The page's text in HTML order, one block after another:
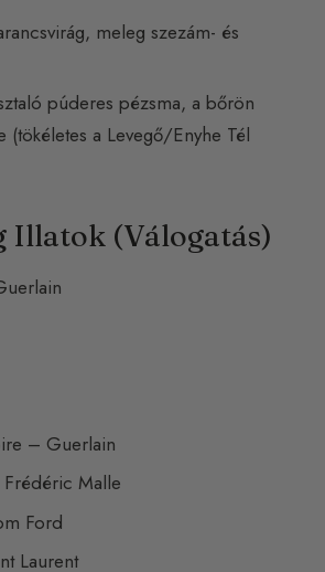
meleg szezám- és
púderes pézsma, a bőrön
(tökéletes a Levegő/Enyhe Tél
Illatok (Válogatás)
– Guerlain
Malle
Ford
Laurent